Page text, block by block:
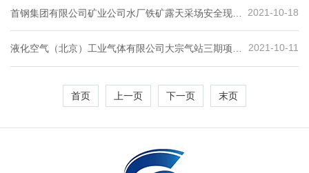
2021-10-18
首钢集团有限公司矿业公司水厂铁矿露天采场安全现状
2021-10-11
液化空气（北京）工业气体有限公司大宗气站三期项目
首页 上一页 下一页 末页